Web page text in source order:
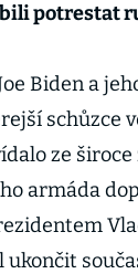
potrestat
Biden a
schůzce
ze
armáda